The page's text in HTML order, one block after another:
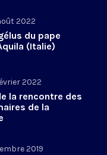
2022
du pape
(Italie)
2022
la rencontre des
de la
2019